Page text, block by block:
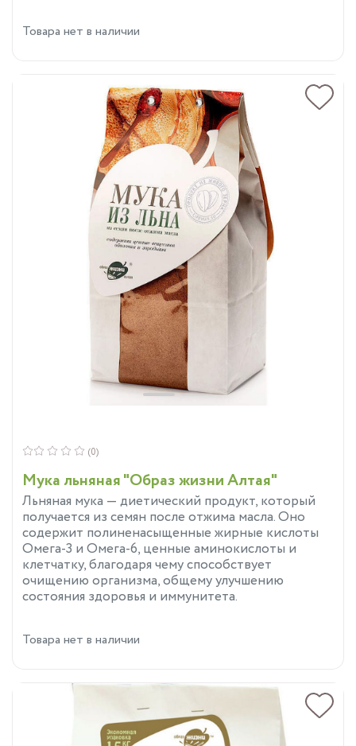
Товара нет в наличии
Мука льняная "Образ жизни Алтая"
Льняная мука — диетический продукт, который
получается из семян после отжима масла. Оно
содержит полиненасыщенные жирные кислоты
Омега-3 и Омега-6, ценные аминокислоты и
клетчатку, благодаря чему способствует
очищению организма, общему улучшению
состояния здоровья и иммунитета.
(0)
Товара нет в наличии